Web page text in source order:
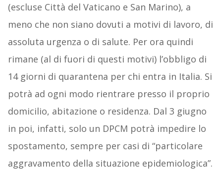
(escluse Città del Vaticano e San Marino), a
meno che non siano dovuti a motivi di lavoro, di
assoluta urgenza o di salute. Per ora quindi
rimane (al di fuori di questi motivi) l’obbligo di
14 giorni di quarantena per chi entra in Italia. Si
potrà ad ogni modo rientrare presso il proprio
domicilio, abitazione o residenza. Dal 3 giugno
in poi, infatti, solo un DPCM potrà impedire lo
spostamento, sempre per casi di “particolare
aggravamento della situazione epidemiologica”.